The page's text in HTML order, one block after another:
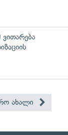
ახალი